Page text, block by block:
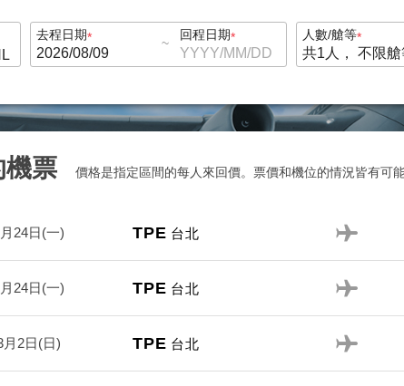
去程日期
~
回程日期 人數/艙等
機票 價格是指定區間的每人來回價。票價和機位的情況皆有可能
TPE 台北
24日(一)
TPE 台北
24日(一)
TPE 台北
2日(日)